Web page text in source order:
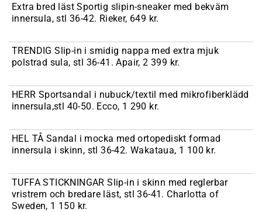
Extra bred läst Sportig slipin-sneaker med bekväm
innersula, stl 36-42. Rieker, 649 kr.
TRENDIG Slip-in i smidig nappa med extra mjuk
polstrad sula, stl 36-41. Apair, 2 399 kr.
HERR Sportsandal i nubuck/textil med mikrofiberklädd
innersula,stl 40-50. Ecco, 1 290 kr.
HEL TÅ Sandal i mocka med ortopediskt formad
innersula i skinn, stl 36-42. Wakataua, 1 100 kr.
TUFFA STICKNINGAR Slip-in i skinn med reglerbar
vristrem och bredare läst, stl 36-41. Charlotta of
Sweden, 1 150 kr.